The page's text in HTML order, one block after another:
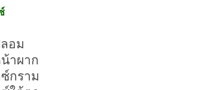
อม
าผาก
กราม